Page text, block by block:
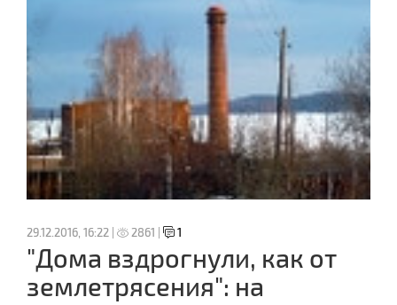
29.12.2016, 16:22 | 2861 | 1
"Дома вздрогнули, как от
землетрясения": на